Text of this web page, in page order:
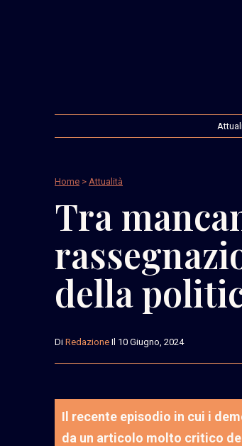
Home > Attualità
Tra
della
Di Redazione Il 10 Giugno, 2024
Il recente episodio in cui i
da un articolo molto critico